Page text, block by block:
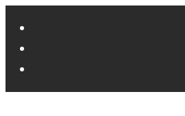
suoraan
sisältöön